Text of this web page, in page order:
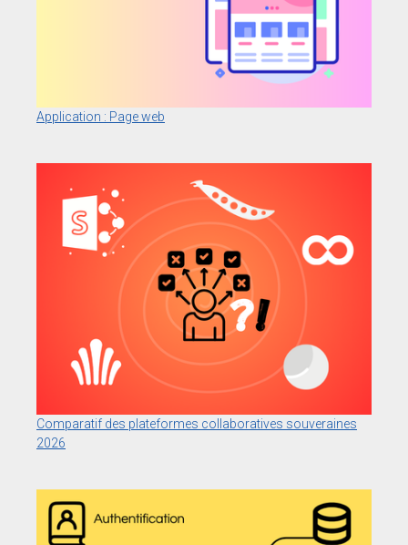
Application : Page web
Comparatif des plateformes collaboratives souveraines
2026